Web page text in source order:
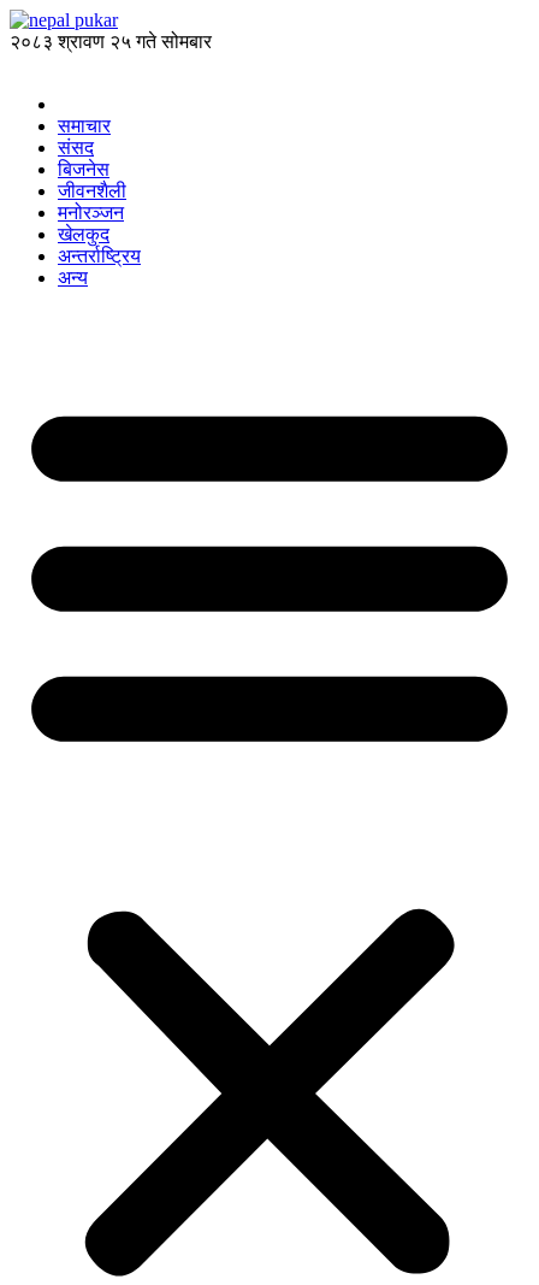
२०८३ श्रावण २५ गते सोमबार
समाचार
संसद
बिजनेस
जीवनशैली
मनोरञ्जन
खेलकुद
अन्तर्राष्ट्रिय
अन्य